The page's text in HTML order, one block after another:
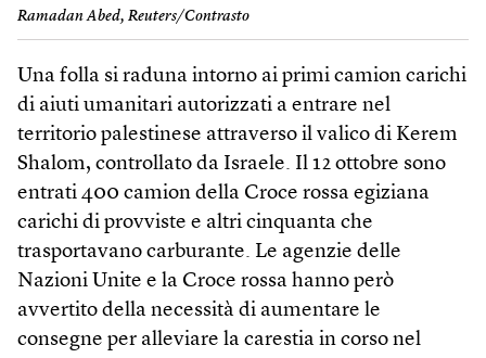
Ramadan Abed, Reuters/Contrasto
Una folla si raduna intorno ai primi camion carichi
di aiuti umanitari autorizzati a entrare nel
territorio palestinese attraverso il valico di Kerem
Shalom, controllato da Israele. Il 12 ottobre sono
entrati 400 camion della Croce rossa egiziana
carichi di provviste e altri cinquanta che
trasportavano carburante. Le agenzie delle
Nazioni Unite e la Croce rossa hanno però
avvertito della necessità di aumentare le
consegne per alleviare la carestia in corso nel